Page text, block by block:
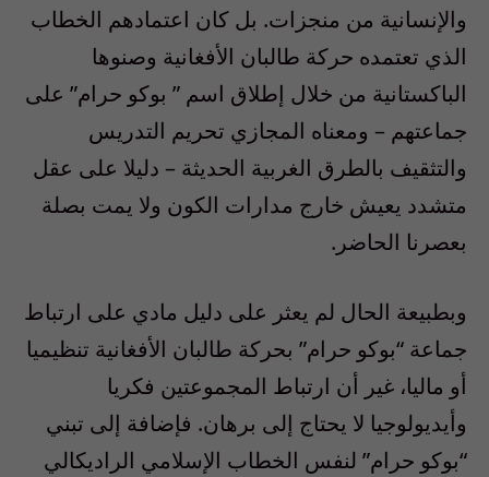
والإنسانية من منجزات. بل كان اعتمادهم الخطاب
الذي تعتمده حركة طالبان الأفغانية وصنوها
الباكستانية من خلال إطلاق اسم ” بوكو حرام” على
جماعتهم – ومعناه المجازي تحريم التدريس
والتثقيف بالطرق الغربية الحديثة – دليلا على عقل
متشدد يعيش خارج مدارات الكون ولا يمت بصلة
بعصرنا الحاضر.
وبطبيعة الحال لم يعثر على دليل مادي على ارتباط
جماعة “بوكو حرام” بحركة طالبان الأفغانية تنظيميا
أو ماليا، غير أن ارتباط المجموعتين فكريا
وأيديولوجيا لا يحتاج إلى برهان. فإضافة إلى تبني
“بوكو حرام” لنفس الخطاب الإسلامي الراديكالي